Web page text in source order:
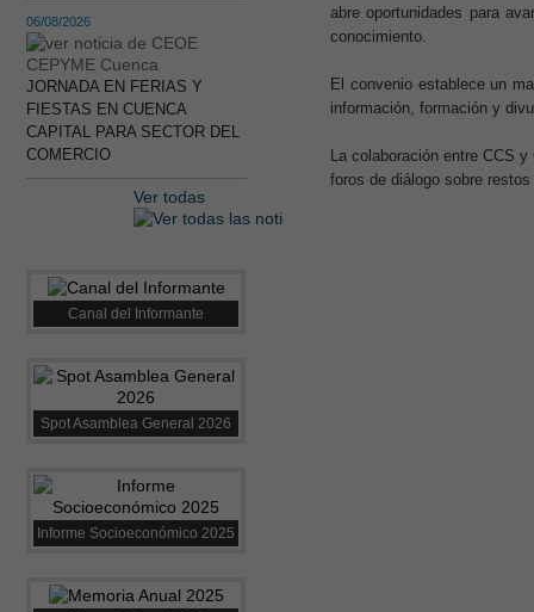
06/08/2026
JORNADA EN FERIAS Y
FIESTAS EN CUENCA
CAPITAL PARA SECTOR DEL
COMERCIO
Ver todas
Canal del Informante
Spot Asamblea General 2026
Informe Socioeconómico 2025
abre oportunidades para
conocimiento.
El convenio establece un
información, formación y
La colaboración entre CCS
foros de diálogo sobre